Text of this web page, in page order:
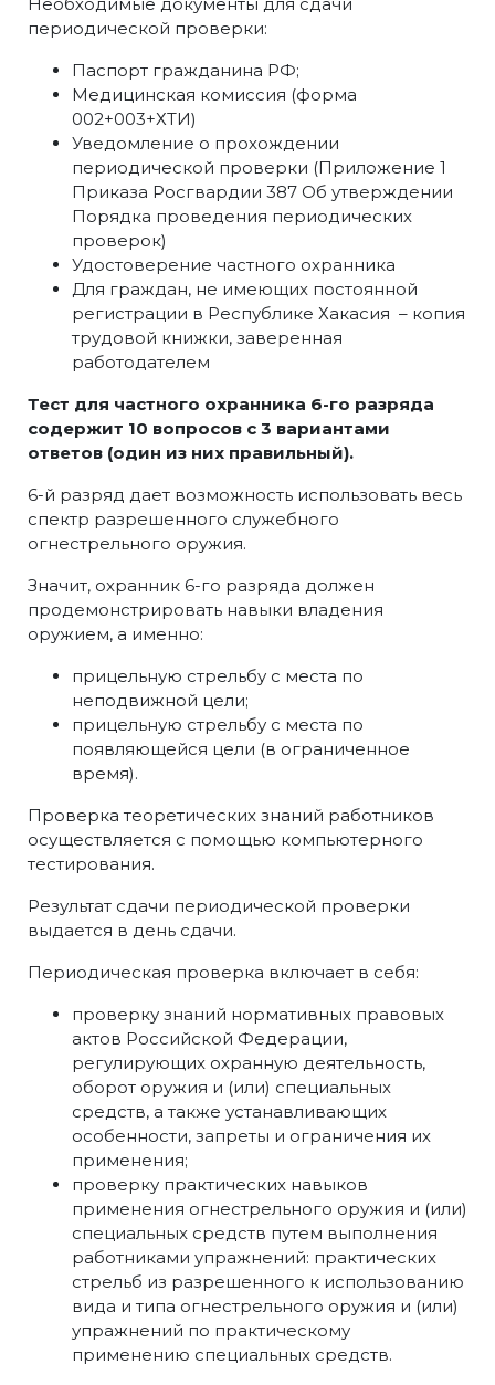
периодической проверки:
Паспорт гражданина РФ;
Медицинская комиссия (форма
002+003+ХТИ)
Уведомление о прохождении
периодической проверки (Приложение 1
Приказа Росгвардии 387 Об утверждении
Порядка проведения периодических
проверок)
Удостоверение частного охранника
Для граждан, не имеющих постоянной
регистрации в Республике Хакасия – копия
трудовой книжки, заверенная
работодателем
Тест для частного охранника 6-го разряда
содержит 10 вопросов с 3 вариантами
ответов (один из них правильный).
6-й разряд дает возможность использовать весь
спектр разрешенного служебного
огнестрельного оружия.
Значит, охранник 6-го разряда должен
продемонстрировать навыки владения
оружием, а именно:
прицельную стрельбу с места по
неподвижной цели;
прицельную стрельбу с места по
появляющейся цели (в ограниченное
время).
Проверка теоретических знаний работников
осуществляется с помощью компьютерного
тестирования.
Результат сдачи периодической проверки
выдается в день сдачи.
Периодическая проверка включает в себя:
проверку знаний нормативных правовых
актов Российской Федерации,
регулирующих охранную деятельность,
оборот оружия и (или) специальных
средств, а также устанавливающих
особенности, запреты и ограничения их
применения;
проверку практических навыков
применения огнестрельного оружия и (или)
специальных средств путем выполнения
работниками упражнений: практических
стрельб из разрешенного к использованию
вида и типа огнестрельного оружия и (или)
упражнений по практическому
применению специальных средств.